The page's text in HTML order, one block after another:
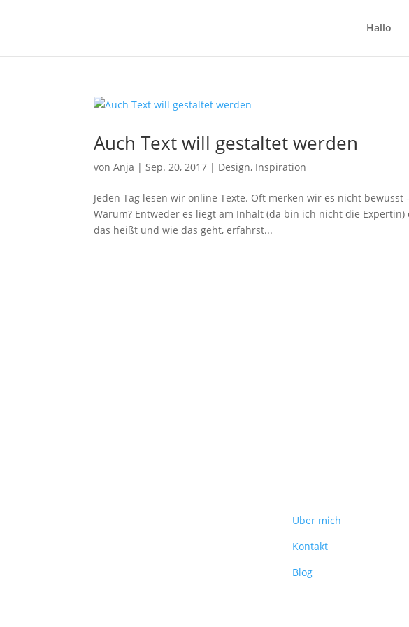
Hallo
Auch Text will gestaltet werden
vonAnja |Sep. 20, 2017 | Design, Inspiration
Jeden Tag lesen wir online Texte. Oft merken wir es nicht
Warum? Entweder es liegt am Inhalt (da bin ich nicht die
das heißt und wie das geht, erfährst...
Über mich
Kontakt
Blog